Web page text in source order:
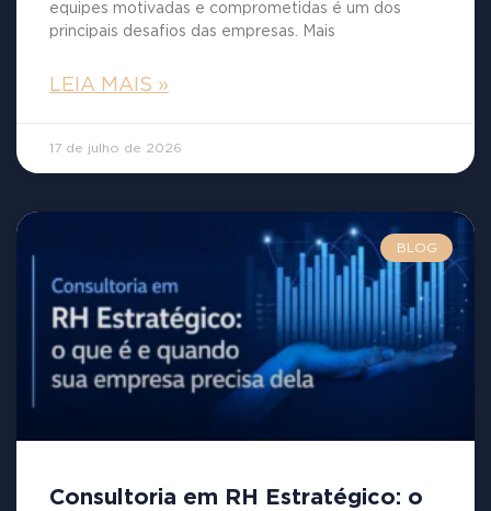
equipes motivadas e comprometidas é um dos
principais desafios das empresas. Mais
LEIA MAIS »
17 de julho de 2026
BLOG
Consultoria em RH Estratégico: o